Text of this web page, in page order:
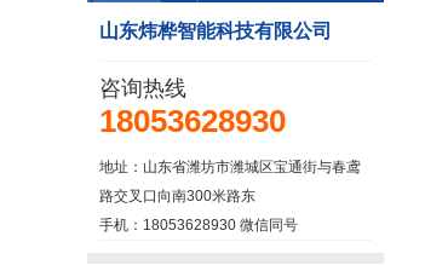
山东炜桦智能科技有限公司
咨询热线
18053628930
地址：山东省潍坊市潍城区宝通街与春鸢
路交叉口向南300米路东
手机：18053628930 微信同号